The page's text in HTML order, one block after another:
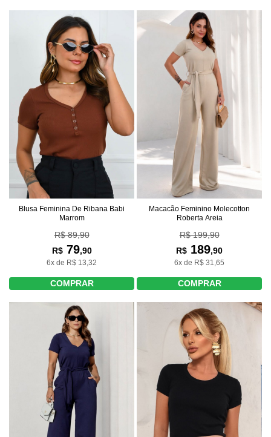
Blusa Feminina De Ribana Babi
Marrom
R$ 89,90
R$79,90
6x de R$ 13,32
COMPRAR
Macacão Feminino Molecotton
Roberta Areia
R$ 199,90
R$ 189,90
6x de R$ 31,65
COMPRAR